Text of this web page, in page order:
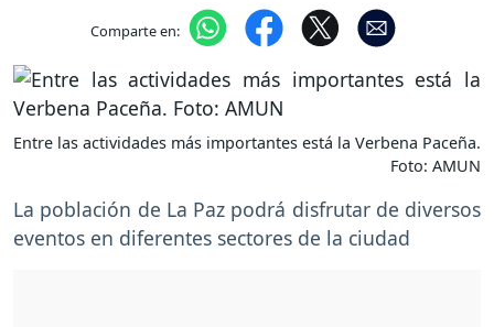
Comparte en:
Entre las actividades más importantes está la Verbena Paceña.
Foto: AMUN
La población de La Paz podrá disfrutar de diversos
eventos en diferentes sectores de la ciudad